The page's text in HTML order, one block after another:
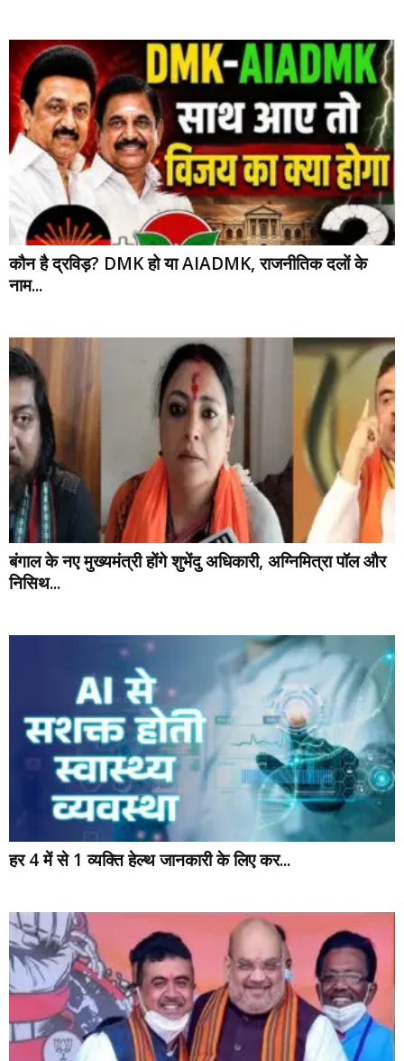
कौन है द्रविड़? DMK हो या AIADMK, राजनीतिक दलों के
नाम...
बंगाल के नए मुख्यमंत्री होंगे शुभेंदु अधिकारी, अग्निमित्रा पॉल और
निसिथ...
हर 4 में से 1 व्यक्ति हेल्थ जानकारी के लिए कर...